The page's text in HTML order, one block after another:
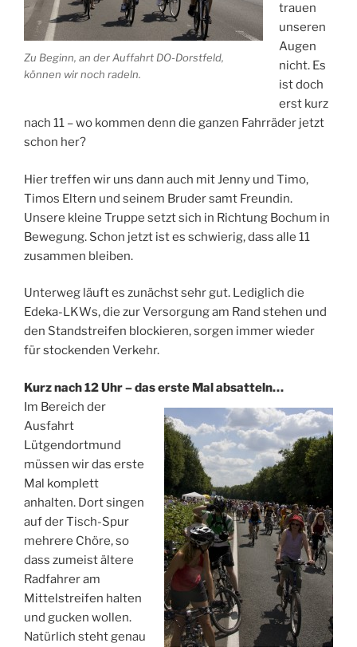
Zu Beginn, an der Auffahrt DO-Dorstfeld,
können wir noch radeln.
trauen
unseren
Augen
nicht. Es
ist doch
erst kurz
nach 11 – wo kommen denn die ganzen Fahrräder jetzt
schon her?
Hier treffen wir uns dann auch mit Jenny und Timo,
Timos Eltern und seinem Bruder samt Freundin.
Unsere kleine Truppe setzt sich in Richtung Bochum in
Bewegung. Schon jetzt ist es schwierig, dass alle 11
zusammen bleiben.
Unterweg läuft es zunächst sehr gut. Lediglich die
Edeka-LKWs, die zur Versorgung am Rand stehen und
den Standstreifen blockieren, sorgen immer wieder
für stockenden Verkehr.
Kurz nach 12 Uhr – das erste Mal absatteln…
Im Bereich der
Ausfahrt
Lütgendortmund
müssen wir das erste
Mal komplett
anhalten. Dort singen
auf der Tisch-Spur
mehrere Chöre, so
dass zumeist ältere
Radfahrer am
Mittelstreifen halten
und gucken wollen.
Natürlich steht genau